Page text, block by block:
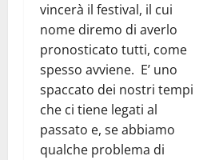
vincerà il festival, il cui
nome diremo di averlo
pronosticato tutti, come
spesso avviene. E’ uno
spaccato dei nostri tempi
che ci tiene legati al
passato e, se abbiamo
qualche problema di